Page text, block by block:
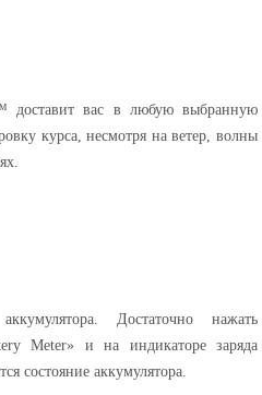
доставит вас в любую выбранную
курса, несмотря на ветер, волны
Достаточно нажать
Meter» и на индикаторе заряда
состояние аккумулятора.